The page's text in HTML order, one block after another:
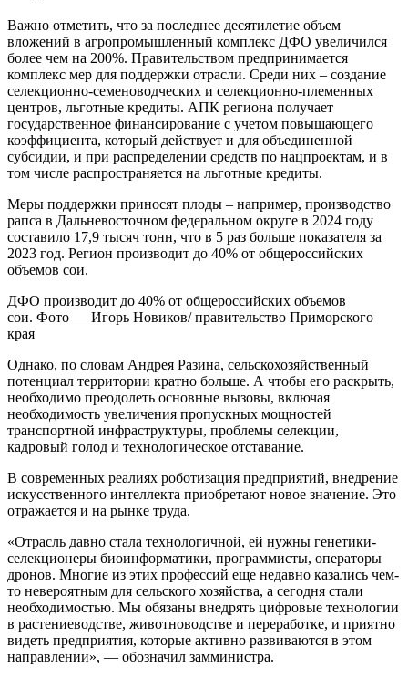
Важно отметить, что за последнее десятилетие объем
вложений в агропромышленный комплекс ДФО увеличился
более чем на 200%. Правительством предпринимается
комплекс мер для поддержки отрасли. Среди них – создание
селекционно-семеноводческих и селекционно-племенных
центров, льготные кредиты. АПК региона получает
государственное финансирование с учетом повышающего
коэффициента, который действует и для объединенной
субсидии, и при распределении средств по нацпроектам, и в
том числе распространяется на льготные кредиты.
Меры поддержки приносят плоды – например, производство
рапса в Дальневосточном федеральном округе в 2024 году
составило 17,9 тысяч тонн, что в 5 раз больше показателя за
2023 год. Регион производит до 40% от общероссийских
объемов сои.
ДФО производит до 40% от общероссийских объемов
сои. Фото — Игорь Новиков/ правительство Приморского
края
Однако, по словам Андрея Разина, сельскохозяйственный
потенциал территории кратно больше. А чтобы его раскрыть,
необходимо преодолеть основные вызовы, включая
необходимость увеличения пропускных мощностей
транспортной инфраструктуры, проблемы селекции,
кадровый голод и технологическое отставание.
В современных реалиях роботизация предприятий, внедрение
искусственного интеллекта приобретают новое значение. Это
отражается и на рынке труда.
«Отрасль давно стала технологичной, ей нужны генетики-
селекционеры биоинформатики, программисты, операторы
дронов. Многие из этих профессий еще недавно казались чем-
то невероятным для сельского хозяйства, а сегодня стали
необходимостью. Мы обязаны внедрять цифровые технологии
в растениеводстве, животноводстве и переработке, и приятно
видеть предприятия, которые активно развиваются в этом
направлении», — обозначил замминистра.